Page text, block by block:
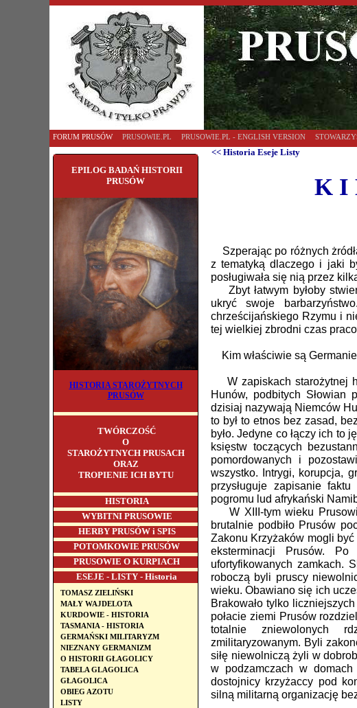
FORUM PRUSÓW PRUSOWIE.PL PRUSOWIE.PL - ENGLISH VERSION
EPILOG BADAŃ HISTORII
PRUSÓW
HISTORIA STAROŻYTNYCH
PRUSÓW
TWÓRCZOŚĆ
O
STAROŻYTNYCH PRUSACH
ORAZ
TROPIENIE ICH BYTU
HISTORIA
WYBITNI PRUSOWIE
HERBY PRUSÓW i SPIS
POTOMKOWIE PRUSÓW
PRUSOWIE O KURPIACH
ESEJE - LISTY - Historia
TOMASZ ZIELIŃSKI
MAŁY WAJDELOTA
KURDOWIE - HISTORIA
TASMANIA - HISTORIA
GERMAŃSKI MILITARYZM
NIEZNANY GERMANIZM
O HISTORII GŁAGOLICY
TABELA GLAGOLICA
GŁAGOLICA
OBIEG AZOTU
LISTY
<< Historia Eseje Listy
K I
Szperając po różnych
z tematyką dlaczego i jaki
posługiwała się nią przez
Zbyt łatwym byłoby
ukryć swoje
chrześcijańskiego Rzymu i
tej wielkiej zbrodni czas
Kim właściwie są
W zapiskach starożytnej
Hunów, podbitych Słowian
dzisiaj nazywają Niemców
to był to etnos bez zasad,
było. Jedyne co łączy ich to
księstw toczących
pomordowanych i
wszystko. Intrygi, korupcja,
przysługuje zapisanie
pogromu lud afrykański
W XIII-tym wieku
brutalnie podbiło Prusów
Zakonu Krzyżaków mogli
eksterminacji Prusów.
ufortyfikowanych zamkach.
roboczą byli pruscy
wieku. Obawiano się ich
Brakowało tylko
połacie ziemi Prusów
totalnie zniewolonych
zmilitaryzowanym. Byli
siłę niewolniczą żyli w
w podzamczach w
dostojnicy krzyżaccy pod
silną militarną organizację